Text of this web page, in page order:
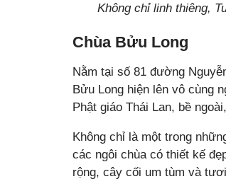
Không chỉ linh thiêng,
Chùa Bửu Long
Nằm tại số 81 đường
Bửu Long hiện lên vô cùng
Phật giáo Thái Lan, bề
Không chỉ là một trong
các ngôi chùa có thiết kế
rộng, cây cối um tùm và